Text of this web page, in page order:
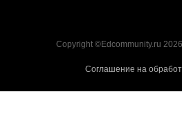
Copyright ©Edcommunity.ru
Соглашение на